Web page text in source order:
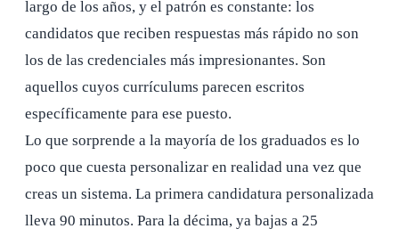
largo de los años, y el patrón es constante: los
candidatos que reciben respuestas más rápido no son
los de las credenciales más impresionantes. Son
aquellos cuyos currículums parecen escritos
específicamente para ese puesto.
Lo que sorprende a la mayoría de los graduados es lo
poco que cuesta personalizar en realidad una vez que
creas un sistema. La primera candidatura personalizada
lleva 90 minutos. Para la décima, ya bajas a 25